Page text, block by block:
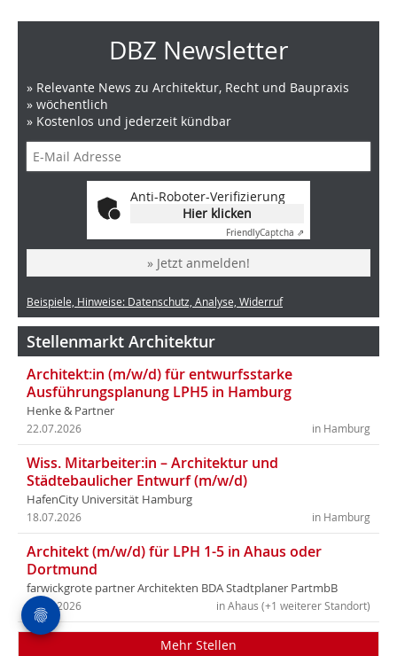
DBZ Newsletter
» Relevante News zu Architektur, Recht und Baupraxis
» wöchentlich
» Kostenlos und jederzeit kündbar
Anti-Roboter-Verifizierung
Hier klicken
FriendlyCaptcha ⇗
» Jetzt anmelden!
Beispiele, Hinweise: Datenschutz, Analyse, Widerruf
Stellenmarkt Architektur
Architekt:in (m/w/d) für entwurfsstarke
Ausführungsplanung LPH5 in Hamburg
Henke & Partner
in Hamburg
22.07.2026
Wiss. Mitarbeiter:in – Architektur und
Städtebaulicher Entwurf (m/w/d)
HafenCity Universität Hamburg
in Hamburg
18.07.2026
Architekt (m/w/d) für LPH 1-5 in Ahaus oder
Dortmund
farwickgrote partner Architekten BDA Stadtplaner PartmbB
in Ahaus (+1 weiterer Standort)
14.07.2026
Mehr Stellen